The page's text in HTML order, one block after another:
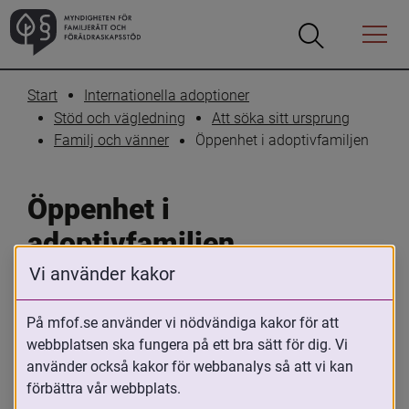
Öppna
Öppna
Menyn
Start
Internationella adoptioner
Stöd och vägledning
Att söka sitt ursprung
Familj och vänner
Öppenhet i adoptivfamiljen
Öppenhet i
adoptivfamiljen
Skriv ut Dela
Adoptivföräldrars förhållningssätt till
adoptionen är av stor betydelse för barns
möjligheter att utveckla en trygg identitet.
Vi använder kakor
På mfof.se använder vi nödvändiga kakor för att
webbplatsen ska fungera på ett bra sätt för dig. Vi
använder också kakor för webbanalys så att vi kan
förbättra vår webbplats.